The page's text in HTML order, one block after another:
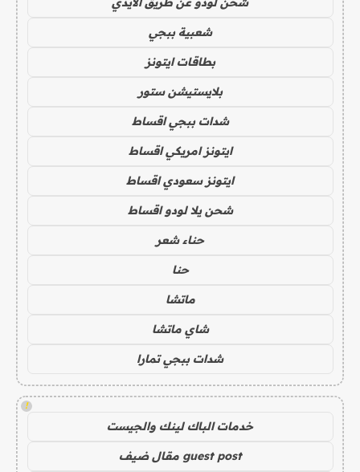
شعبية ببجي
بطاقات ايتونز
بلايستيشن ستور
شدات ببجي اقساط
ايتونز امريكي اقساط
ايتونز سعودي اقساط
شحن يلا لودو اقساط
حناء شعر
حنا
ماتشا
شاي ماتشا
شدات ببجي تمارا
!
خدمات الباك لينك والجيست
guest post مقال ضيف